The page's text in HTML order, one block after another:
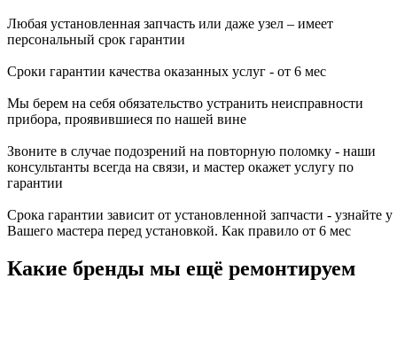
Любая установленная запчасть или даже узел – имеет
персональный срок гарантии
Сроки гарантии качества оказанных услуг - от 6 мес
Мы берем на себя обязательство устранить неисправности
прибора, проявившиеся по нашей вине
Звоните в случае подозрений на повторную поломку - наши
консультанты всегда на связи, и мастер окажет услугу по
гарантии
Срока гарантии зависит от установленной запчасти - узнайте у
Вашего мастера перед установкой. Как правило от 6 мес
Какие бренды мы ещё ремонтируем